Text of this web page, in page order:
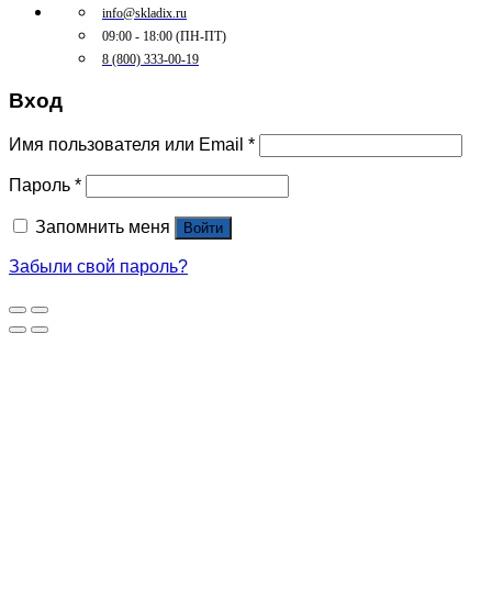
info@skladix.ru
09:00 - 18:00 (ПН-ПТ)
8 (800) 333-00-19
Вход
Имя пользователя или Email *
Пароль *
Запомнить меня Войти
Забыли свой пароль?